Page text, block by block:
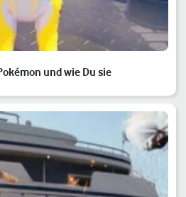
und wie Du sie